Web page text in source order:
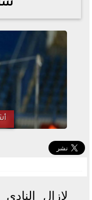
خطوات الاستعلام
تصرف مثير من
تحسن حالة فضل
تفاصيل
أسعار الحديد
لازال